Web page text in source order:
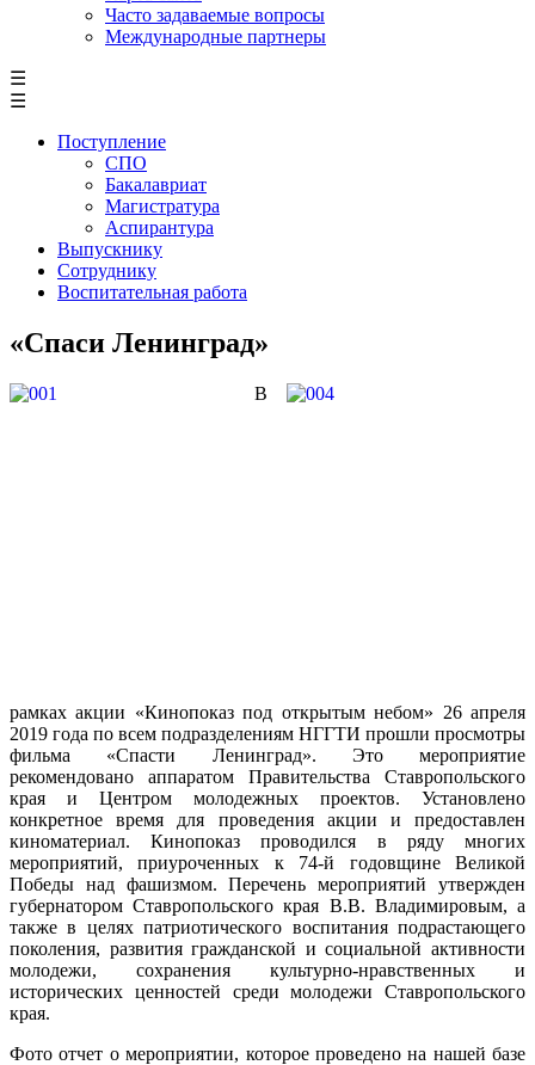
Часто задаваемые вопросы
Международные партнеры
☰
☰
Поступление
СПО
Бакалавриат
Магистратура
Аспирантура
Выпускнику
Сотруднику
Воспитательная работа
«Спаси Ленинград»
В
рамках акции «Кинопоказ под открытым небом» 26 апреля
2019 года по всем подразделениям НГГТИ прошли просмотры
фильма «Спасти Ленинград». Это мероприятие
рекомендовано аппаратом Правительства Ставропольского
края и Центром молодежных проектов. Установлено
конкретное время для проведения акции и предоставлен
киноматериал. Кинопоказ проводился в ряду многих
мероприятий, приуроченных к 74-й годовщине Великой
Победы над фашизмом. Перечень мероприятий утвержден
губернатором Ставропольского края В.В. Владимировым, а
также в целях патриотического воспитания подрастающего
поколения, развития гражданской и социальной активности
молодежи, сохранения культурно-нравственных и
исторических ценностей среди молодежи Ставропольского
края.
Фото отчет о мероприятии, которое проведено на нашей базе